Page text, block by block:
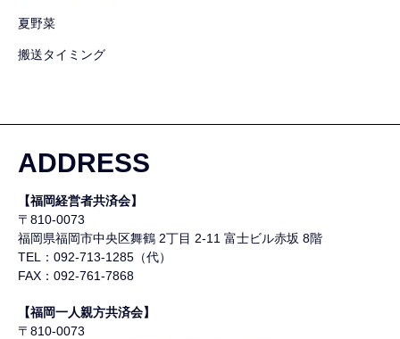
夏野菜
搬送タイミング
ADDRESS
【福岡経営者共済会】
〒810-0073
福岡県福岡市中央区舞鶴 2丁目 2-11 富士ビル赤坂 8階
TEL：092-713-1285（代）
FAX：092-761-7868
【福岡一人親方共済会】
〒810-0073